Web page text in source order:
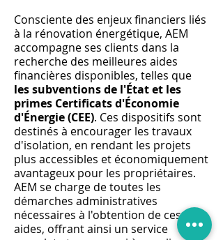
Consciente des enjeux financiers liés
à la rénovation énergétique, AEM
accompagne ses clients dans la
recherche des meilleures aides
financières disponibles, telles que
les subventions de l'État et les
primes Certificats d'Économie
d'Énergie (CEE). Ces dispositifs sont
destinés à encourager les travaux
d'isolation, en rendant les projets
plus accessibles et économiquement
avantageux pour les propriétaires.
AEM se charge de toutes les
démarches administratives
nécessaires à l'obtention de ces
aides, offrant ainsi un service